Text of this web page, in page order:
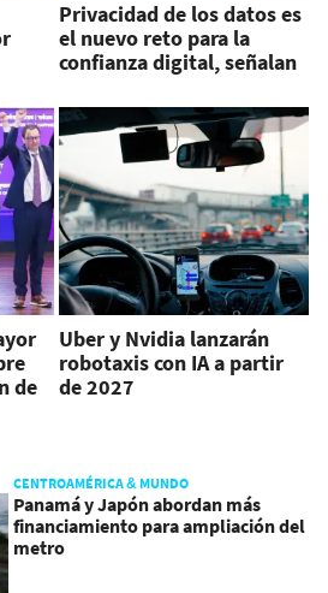
Privacidad de los datos es
el nuevo reto para la
confianza digital, señalan
de
Uber y Nvidia lanzarán
robotaxis con IA a partir
de 2027
CENTROAMÉRICA & MUNDO
Panamá y Japón abordan más
financiamiento para ampliación del
metro